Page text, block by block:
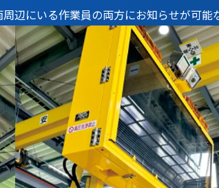
辺にいる作業員の両方にお知らせが可能